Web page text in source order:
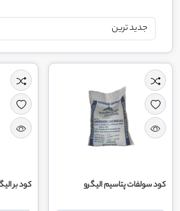
کود سولفات پتاسیم الیگرو کود بر